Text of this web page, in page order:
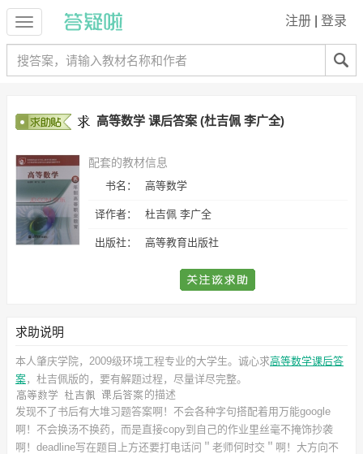
注册 登录
高等数学 课后答案 (杜吉佩 李广全)
配套的教材信息
书名： 高等数学
译作者： 杜吉佩 李广全
出版社： 高等教育出版社
求助说明
本人肇庆学院，2009级环境工程专业的大学生。诚心求高等数学课后答
案，杜吉佩版的，要有解题过程，尽量详尽完整。
的描述
发现不了书后有大堆习题答案啊！不会各种字句搭配着用万能google
啊！不会换汤不换药，而是直接copy到自己的作业里丝毫不掩饰抄袭
啊！deadline写在题目上方还要打电话问＂老师何时交＂啊！大方向不